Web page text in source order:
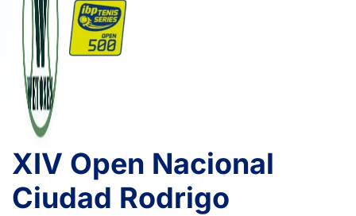
XIV Open Nacional
Ciudad Rodrigo